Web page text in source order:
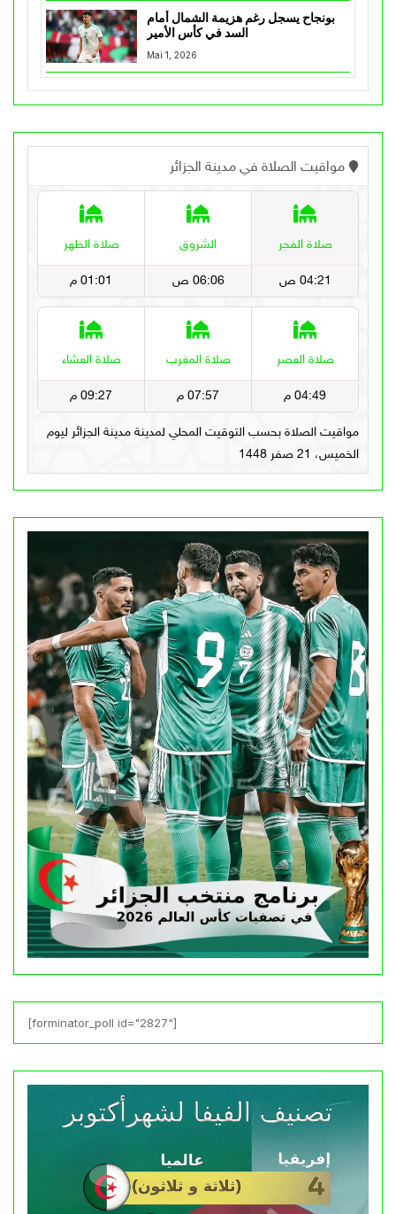
بونجاح يسجل رغم هزيمة الشمال أمام
السد في كأس الأمير
Mai 1, 2026
[forminator_poll id="2827"]